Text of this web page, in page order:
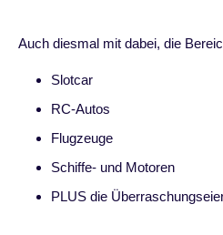
Auch diesmal mit dabei, die
Slotcar
RC-Autos
Flugzeuge
Schiffe- und Motoren
PLUS die